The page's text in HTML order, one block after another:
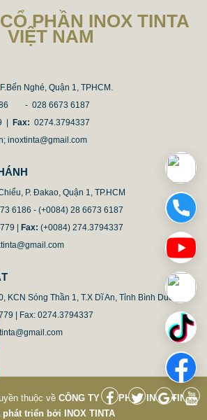
CẤP. COT CO INOX CHAT LUONG
CAO
VNĐ12.500.000 VNĐ
phẩm: COTCOTINTA9902
PHẦN INOX TINTA
VIỆT NAM
Nghé, Quận 1, TPHCM.
- 028 6673 6187
| Fax: 0274.3794337
inoxtinta@gmail.com
P. Đakao, Quận 1, TP.HCM
6186 - (+0084) 28 6673 6187
| Fax: (+0084) 274.3794337
Sóng Thần 1, T.X Dĩ An, Tỉnh Bình Duong
| Fax: 0274.3794337
thuộc về CÔNG TY CỔ PHẦN INOX TINTA
phát triển bởi INOX TINTA